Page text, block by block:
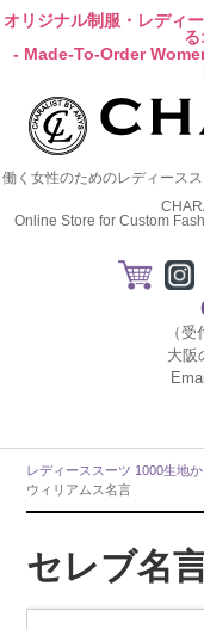
オリジナル制服・レディ
- Made-To-Order
働く女性のためのレディース
Online Store for Custom
（
大阪
レディーススーツ 1000生地
ウィリアムス名言
セレブ名